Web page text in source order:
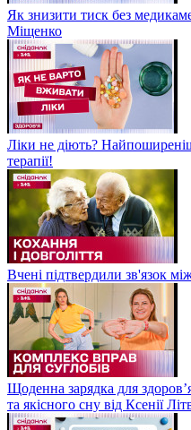
Як знизити тиск без
Міщенко
Ліки не діють?
терапії!
Вчені підтвердили зв'язок
Щоденна зарядка для
та якісного сну від Ксенії